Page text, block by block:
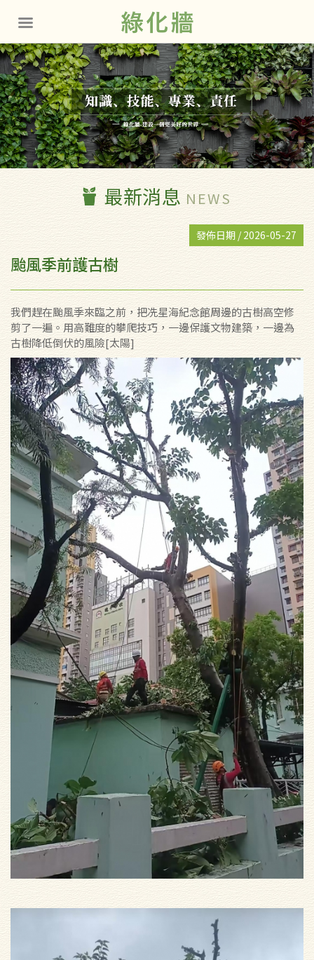
最新消息 NEWS
颱風季前護古樹
2026-05-27
我們趕在颱風季來臨之前，把冼星海紀念館周邊的古樹高空修
剪了一遍。用高難度的攀爬技巧，一邊保護文物建築，一邊為
古樹降低倒伏的風險[太陽]